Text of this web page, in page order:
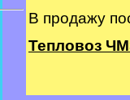
В продажу
Тепловоз